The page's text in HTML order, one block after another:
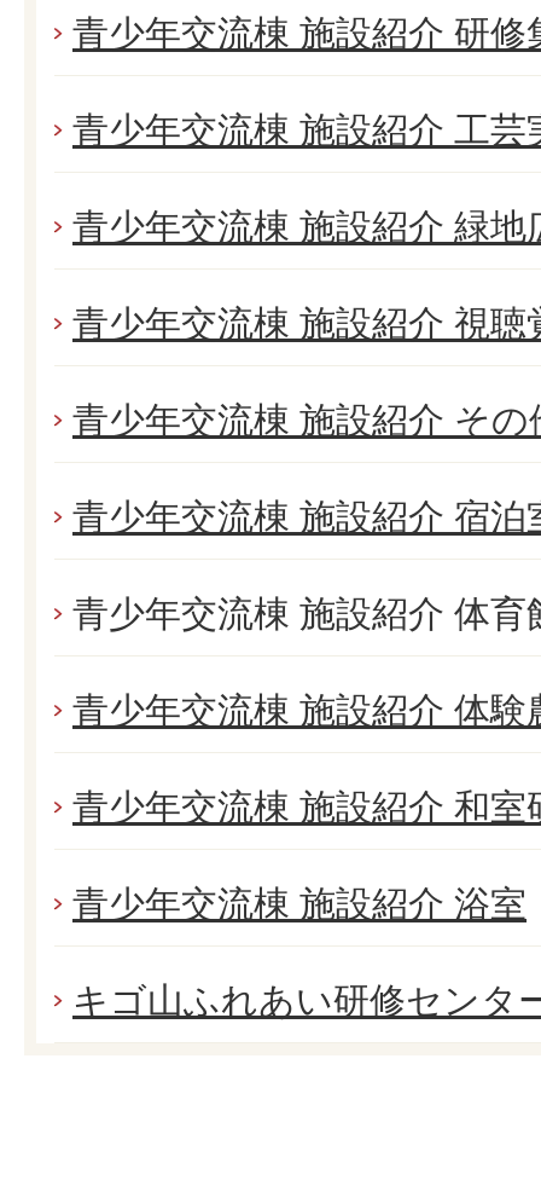
青少年交流棟 施設紹介 研修
青少年交流棟 施設紹介 工芸
青少年交流棟 施設紹介 緑地
青少年交流棟 施設紹介 視聴
青少年交流棟 施設紹介 そ
青少年交流棟 施設紹介 宿泊
青少年交流棟 施設紹介 体育
青少年交流棟 施設紹介 体験
青少年交流棟 施設紹介 和室
青少年交流棟 施設紹介 浴室
キゴ山ふれあい研修センタ